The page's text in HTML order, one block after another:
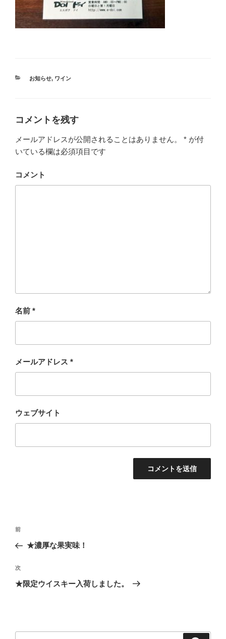
カ
ー
お知らせ, ワイン
コメントを残す
メールアドレスが公開されることはありません。 * が付
いている欄は必須項目です
コメント
名前 *
メールアドレス *
ウェブサイト
投
ビ
ゲ
過
去
投
稿
前
★濃厚な果実味！
次
の
次
★限定ウイスキー入荷しました。